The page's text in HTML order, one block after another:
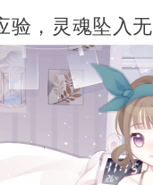
验，灵魂坠入